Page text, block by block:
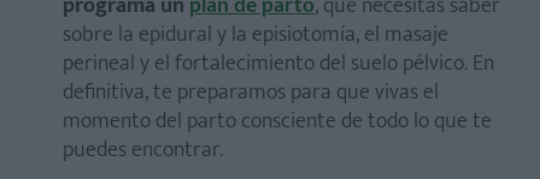
sobre la epidural y la episiotomía, el masaje
perineal y el fortalecimiento del suelo pélvico. En
definitiva, te preparamos para que vivas el
momento del parto consciente de todo lo que te
puedes encontrar.